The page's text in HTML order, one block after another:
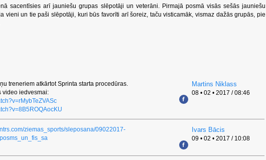
sacentīsies arī jauniešu grupas slēpotāji un veterāni. Pirmajā posmā visās sešās jauniešu
vieni un tie paši slēpotāji, kuri būs favorīti arī šoreiz, taču visticamāk, vismaz dažās grupās, pie
treneriem atkārtot Sprinta starta procedūras.
video iedvesmai:
Martins Niklass
08 • 02 • 2017 / 08:46
ziemas_sports/sleposana/09022017-
Ivars Bācis
09 • 02 • 2017 / 10:08